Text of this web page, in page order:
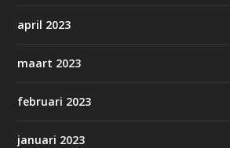
april 2023
maart 2023
februari 2023
januari 2023